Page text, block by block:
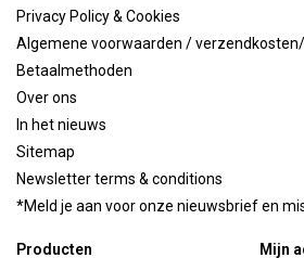
Privacy Policy & Cookies
Algemene voorwaarden /
Betaalmethoden
Over ons
In het nieuws
Sitemap
Newsletter terms & conditions
*Meld je aan voor onze nieuwsbrief en
Producten Mijn